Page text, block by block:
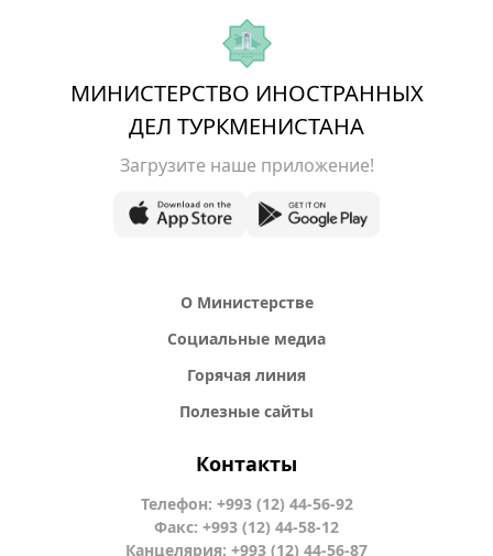
МИНИСТЕРСТВО ИНОСТРАННЫХ
ДЕЛ ТУРКМЕНИСТАНА
Загрузите наше приложение!
О Министерстве
Социальные медиа
Горячая линия
Полезные сайты
Контакты
Телефон: +993 (12) 44-56-92
Факс: +993 (12) 44-58-12
Канцелярия: +993 (12) 44-56-87